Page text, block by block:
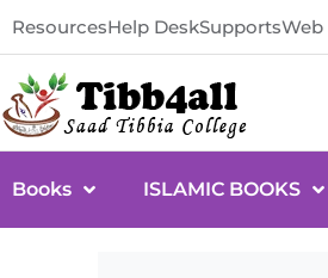
ResourcesHelp DeskSupportsWeb
Books ISLAMIC BOOKS